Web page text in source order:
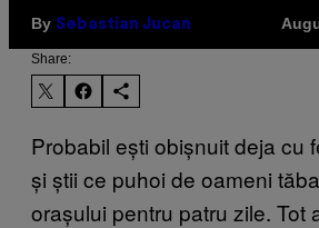
By Sebastian Jucan
Share:
Probabil ești obișnuit deja cu
și știi ce puhoi de oameni
orașului pentru patru zile. Tot